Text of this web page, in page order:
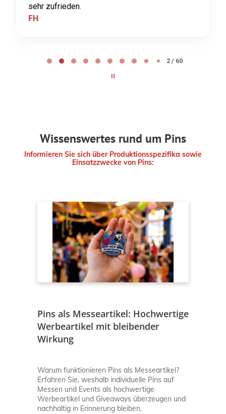
sehr zufrieden.
FH
2 / 60
Wissenswertes rund um Pins
Informieren Sie sich über Produktionsspezifika sowie
Einsatzzwecke von Pins:
Pins als Messeartikel: Hochwertige
Werbeartikel mit bleibender
Wirkung
Warum funktionieren Pins als Messeartikel?
Erfahren Sie, weshalb individuelle Pins auf
Messen und Events als hochwertige
Werbeartikel und Giveaways überzeugen und
nachhaltig in Erinnerung bleiben.